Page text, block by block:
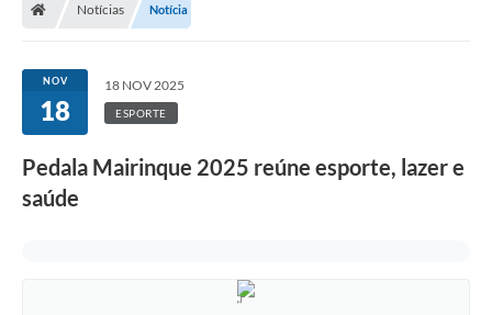
Notícias Notícia
NOV
18
18 NOV 2025
ESPORTE
Pedala Mairinque 2025 reúne esporte, lazer e
saúde